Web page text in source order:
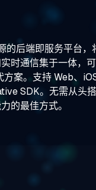
后端即服务平台，
时通信集于一体，
案。支持 Web、
SDK。无需从头
的最佳方式。